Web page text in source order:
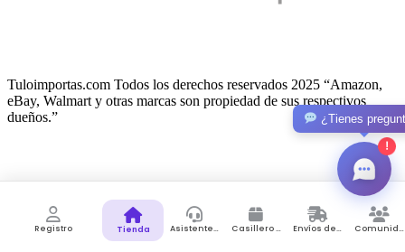
Registro Tienda Asistente de Compras Casillero Virtual Envíos desde Colombia Comunidad
Tuloimportas.com Todos los derechos reservados 2025 “Amazon,
eBay, Walmart y otras marcas son propiedad de sus respectivos
dueños.”
© 2026 Lunno. All Rights Reserved.
!
¿Tienes